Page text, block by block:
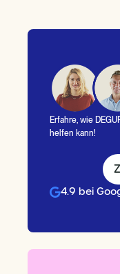
Erfahre, wie
helfen kann!
4.9 bei